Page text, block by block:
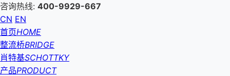
咨询热线: 400-9929-667
CN EN
首页HOME
整流桥BRIDGE
肖特基SCHOTTKY
产品PRODUCT